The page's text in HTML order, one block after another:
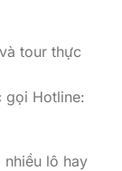
tour thực
gọi Hotline:
nhiều lô hay